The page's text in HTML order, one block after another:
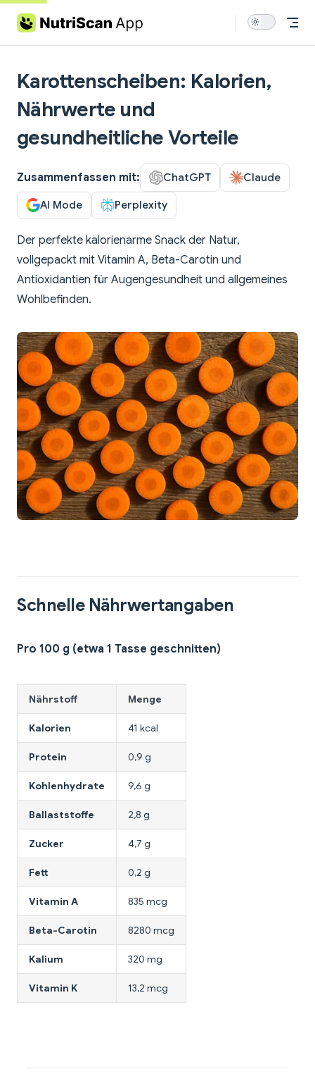
Skip to content
Karottenscheiben: Kalorien,
Nährwerte und
gesundheitliche Vorteile
Zusammenfassen mit: ChatGPT Claude
AI Mode Perplexity
Der perfekte kalorienarme Snack der Natur,
vollgepackt mit Vitamin A, Beta-Carotin und
Antioxidantien für Augengesundheit und allgemeines
Wohlbefinden.
Schnelle Nährwertangaben
Pro 100 g (etwa 1 Tasse geschnitten)
Nährstoff Menge
Kalorien 41 kcal
Protein 0,9 g
Kohlenhydrate 9,6 g
Ballaststoffe 2,8 g
Zucker 4,7 g
Fett 0,2 g
Vitamin A 835 mcg
Beta-Carotin 8280 mcg
Kalium 320 mg
Vitamin K 13,2 mcg